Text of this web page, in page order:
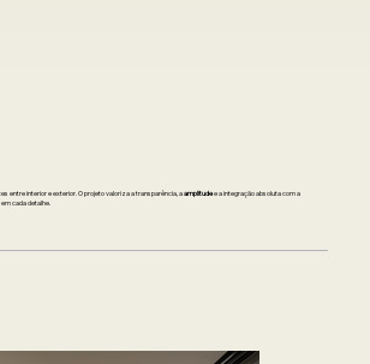
entre interior e exterior. O projeto valoriza a transparência, aamplitudee a integração absoluta com a
cada detalhe.